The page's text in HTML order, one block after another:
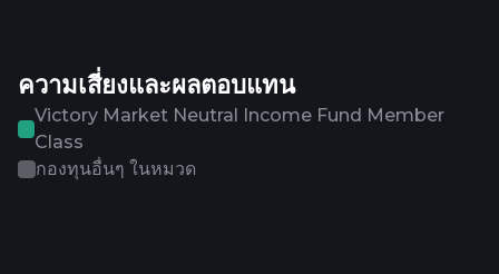
ความเสี่ยงและผลตอบแทน
Victory Market Neutral Income Fund Member
Class
กองทุนอื่นๆ ในหมวด